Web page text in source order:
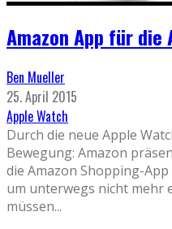
Amazon App für die
Ben Mueller
25. April 2015
Apple Watch
Durch die neue Apple
Bewegung: Amazon
die Amazon Shopping-
um unterwegs nicht mehr
müssen...